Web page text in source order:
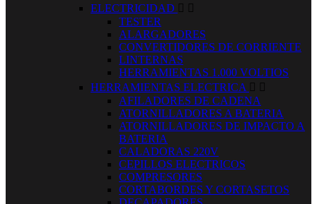
ELECTRICIDAD  
TESTER
ALARGADORES
CONVERTIDORES DE CORRIENTE
LINTERNAS
HERRAMIENTAS 1.000 VOLTIOS
HERRAMIENTAS ELECTRICA  
AFILADORES DE CADENA
ATORNILLADORES A BATERIA
ATORNILLADORES DE IMPACTO A
BATERIA
CALADORAS 220V
CEPILLOS ELECTRICOS
COMPRESORES
CORTABORDES Y CORTASETOS